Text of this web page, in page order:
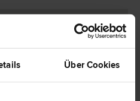
Über Cookies